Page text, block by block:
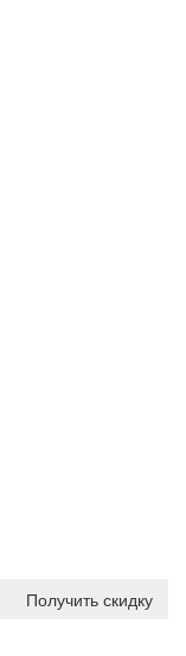
Получить скидку